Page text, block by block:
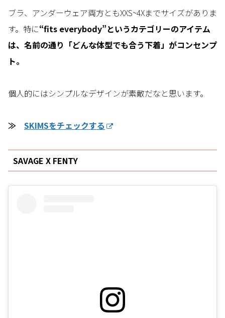
ブラ、アンダーウェア両方ともXXS~4Xまでサイズがありま
す。特に“fits everybody”というカテゴリーのアイテム
は、名前の通り「どんな体型でも合う下着」がコンセンプ
ト。
個人的にはシンプルなデザインが素敵だなと思います。
≫ SKIMSをチェックする
SAVAGE X FENTY